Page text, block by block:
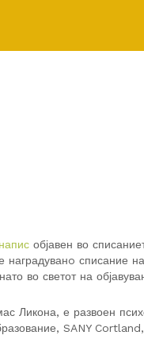
напис објавен во
наградуванo списание на
во светот на
Ликона, е развоен
SANY